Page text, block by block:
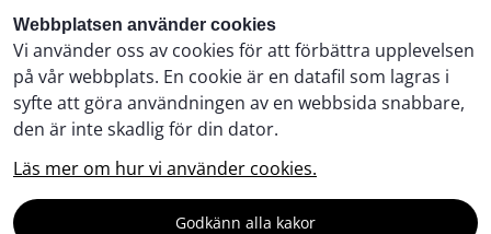
Webbplatsen använder cookies
Vi använder oss av cookies för att förbättra upplevelsen
på vår webbplats. En cookie är en datafil som lagras i
syfte att göra användningen av en webbsida snabbare,
den är inte skadlig för din dator.
Läs mer om hur vi använder cookies.
Godkänn alla kakor